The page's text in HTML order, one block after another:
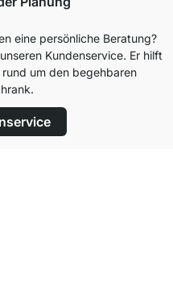
eine persönliche Beratung?
Kundenservice. Er hilft
um den begehbaren